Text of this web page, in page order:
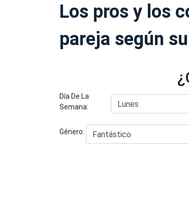
Los pros y los
pareja según
Día De La
Semana:
Género: